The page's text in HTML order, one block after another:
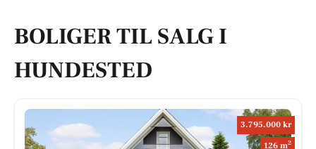
BOLIGER TIL SALG I
HUNDESTED
3.795.000 kr
126 m2